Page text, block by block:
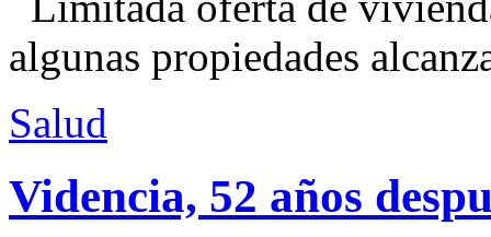
algunas propiedades
Salud
Videncia, 52 años